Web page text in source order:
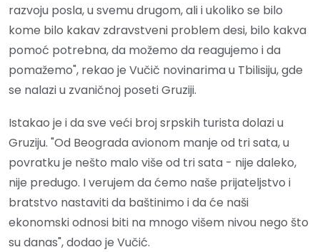
razvoju posla, u svemu drugom, ali i ukoliko se bilo
kome bilo kakav zdravstveni problem desi, bilo kakva
pomoć potrebna, da možemo da reagujemo i da
pomažemo", rekao je Vučič novinarima u Tbilisiju, gde
se nalazi u zvaničnoj poseti Gruziji.
Istakao je i da sve veći broj srpskih turista dolazi u
Gruziju. "Od Beograda avionom manje od tri sata, u
povratku je nešto malo više od tri sata - nije daleko,
nije predugo. I verujem da ćemo naše prijateljstvo i
bratstvo nastaviti da baštinimo i da će naši
ekonomski odnosi biti na mnogo višem nivou nego što
su danas", dodao je Vučić.